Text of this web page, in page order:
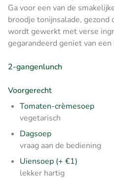
Ga voor een van de
broodje tonijnsalade, gezond
wordt gewerkt met verse
gegarandeerd geniet van
2-gangenlunch
Voorgerecht
Tomaten-crèmesoep
vegetarisch
Dagsoep
vraag aan de bediening
Uiensoep (+ €1)
lekker hartig